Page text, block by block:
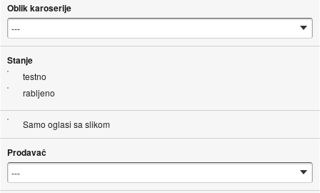
Oblik karoserije
Stanje
testno
rabljeno
Samo oglasi sa slikom
Prodavač